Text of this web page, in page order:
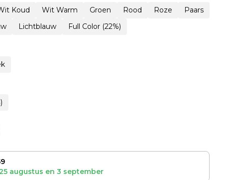
Koud Wit Warm Groen Rood Roze
Paars
Lichtblauw Full Color (22%)
25 augustus en 3 september